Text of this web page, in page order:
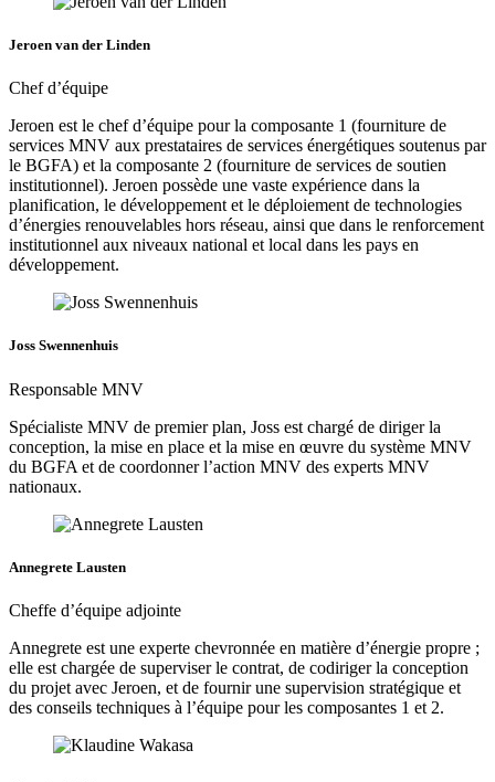
Jeroen van der Linden
Chef d’équipe
Jeroen est le chef d’équipe pour la composante 1 (fourniture de
services MNV aux prestataires de services énergétiques soutenus par
le BGFA) et la composante 2 (fourniture de services de soutien
institutionnel). Jeroen possède une vaste expérience dans la
planification, le développement et le déploiement de technologies
d’énergies renouvelables hors réseau, ainsi que dans le renforcement
institutionnel aux niveaux national et local dans les pays en
développement.
Joss Swennenhuis
Responsable MNV
Spécialiste MNV de premier plan, Joss est chargé de diriger la
conception, la mise en place et la mise en œuvre du système MNV
du BGFA et de coordonner l’action MNV des experts MNV
nationaux.
Annegrete Lausten
Cheffe d’équipe adjointe
Annegrete est une experte chevronnée en matière d’énergie propre ;
elle est chargée de superviser le contrat, de codiriger la conception
du projet avec Jeroen, et de fournir une supervision stratégique et
des conseils techniques à l’équipe pour les composantes 1 et 2.